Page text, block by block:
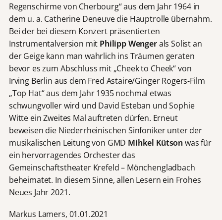
Regenschirme von Cherbourg“ aus dem Jahr 1964 in
dem u. a. Catherine Deneuve die Hauptrolle übernahm.
Bei der bei diesem Konzert präsentierten
Instrumentalversion mit Philipp Wengerals Solist an
der Geige kann man wahrlich ins Träumen geraten
bevor es zum Abschluss mit „Cheek to Cheek“ von
Irving Berlin aus dem Fred Astaire/Ginger Rogers-Film
„Top Hat“ aus dem Jahr 1935 nochmal etwas
schwungvoller wird und David Esteban und Sophie
Witte ein Zweites Mal auftreten dürfen. Erneut
beweisen die Niederrheinischen Sinfoniker unter der
musikalischen Leitung von GMD Mihkel Kütsonwas für
ein hervorragendes Orchester das
Gemeinschaftstheater Krefeld – Mönchengladbach
beheimatet. In diesem Sinne, allen Lesern ein Frohes
Neues Jahr 2021.
Markus Lamers, 01.01.2021